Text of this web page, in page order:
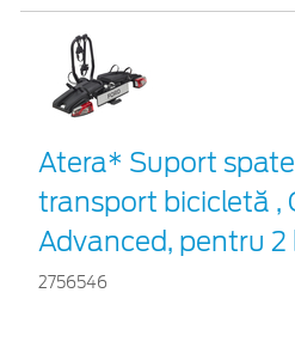
Atera* Suport
transport bicicletă ,
Advanced, pentru 2
2756546